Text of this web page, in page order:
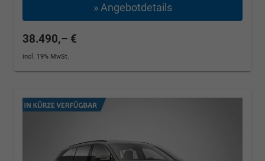
» Angebotdetails
38.490,– €
incl. 19% MwSt.